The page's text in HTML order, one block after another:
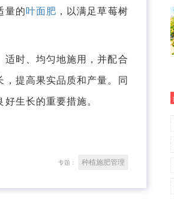
量的叶面肥 ，以满足草莓树
时、均匀地施用，并配合
提高果实品质和产量。同
生长的重要措施。
专题： 种植施肥管理